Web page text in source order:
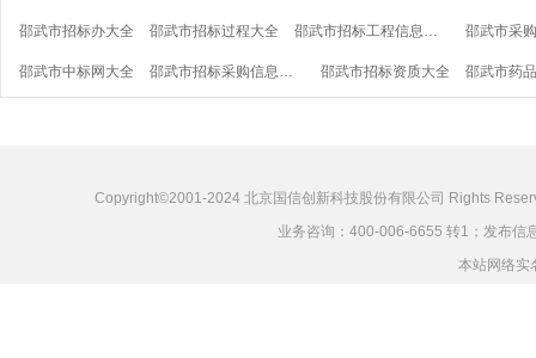
邵武市招标办大全 邵武市招标过程大全 邵武市招标工程信息网大全
邵武市中标网大全 邵武市招标采购信息大全 邵武市招标资质大全
Copyright©2001-2024 北京国信创新科技股份有限公司 Rights
业务咨询：400-006-6655 转1；发布
本站网络实